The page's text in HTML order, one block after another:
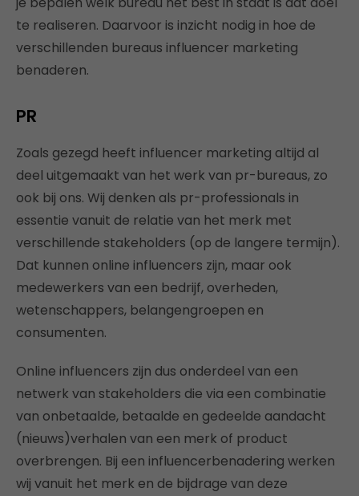
te realiseren. Daarvoor is inzicht nodig in hoe de
verschillenden bureaus influencer marketing
benaderen.
PR
Zoals gezegd heeft influencer marketing altijd al
deel uitgemaakt van het werk van pr-bureaus, zo
ook bij ons. Wij denken als pr-professionals in
essentie vanuit de relatie van het merk met
verschillende stakeholders (op de langere termijn).
Dat kunnen online influencers zijn, maar ook
medewerkers van een bedrijf, overheden,
wetenschappers, belangengroepen en
consumenten.
Online influencers zijn dus onderdeel van een
netwerk van stakeholders die via een combinatie
van onbetaalde, betaalde en gedeelde aandacht
(nieuws)verhalen van een merk of product
overbrengen. Bij een influencerbenadering werken
wij vanuit het merk en de bijdrage van deze